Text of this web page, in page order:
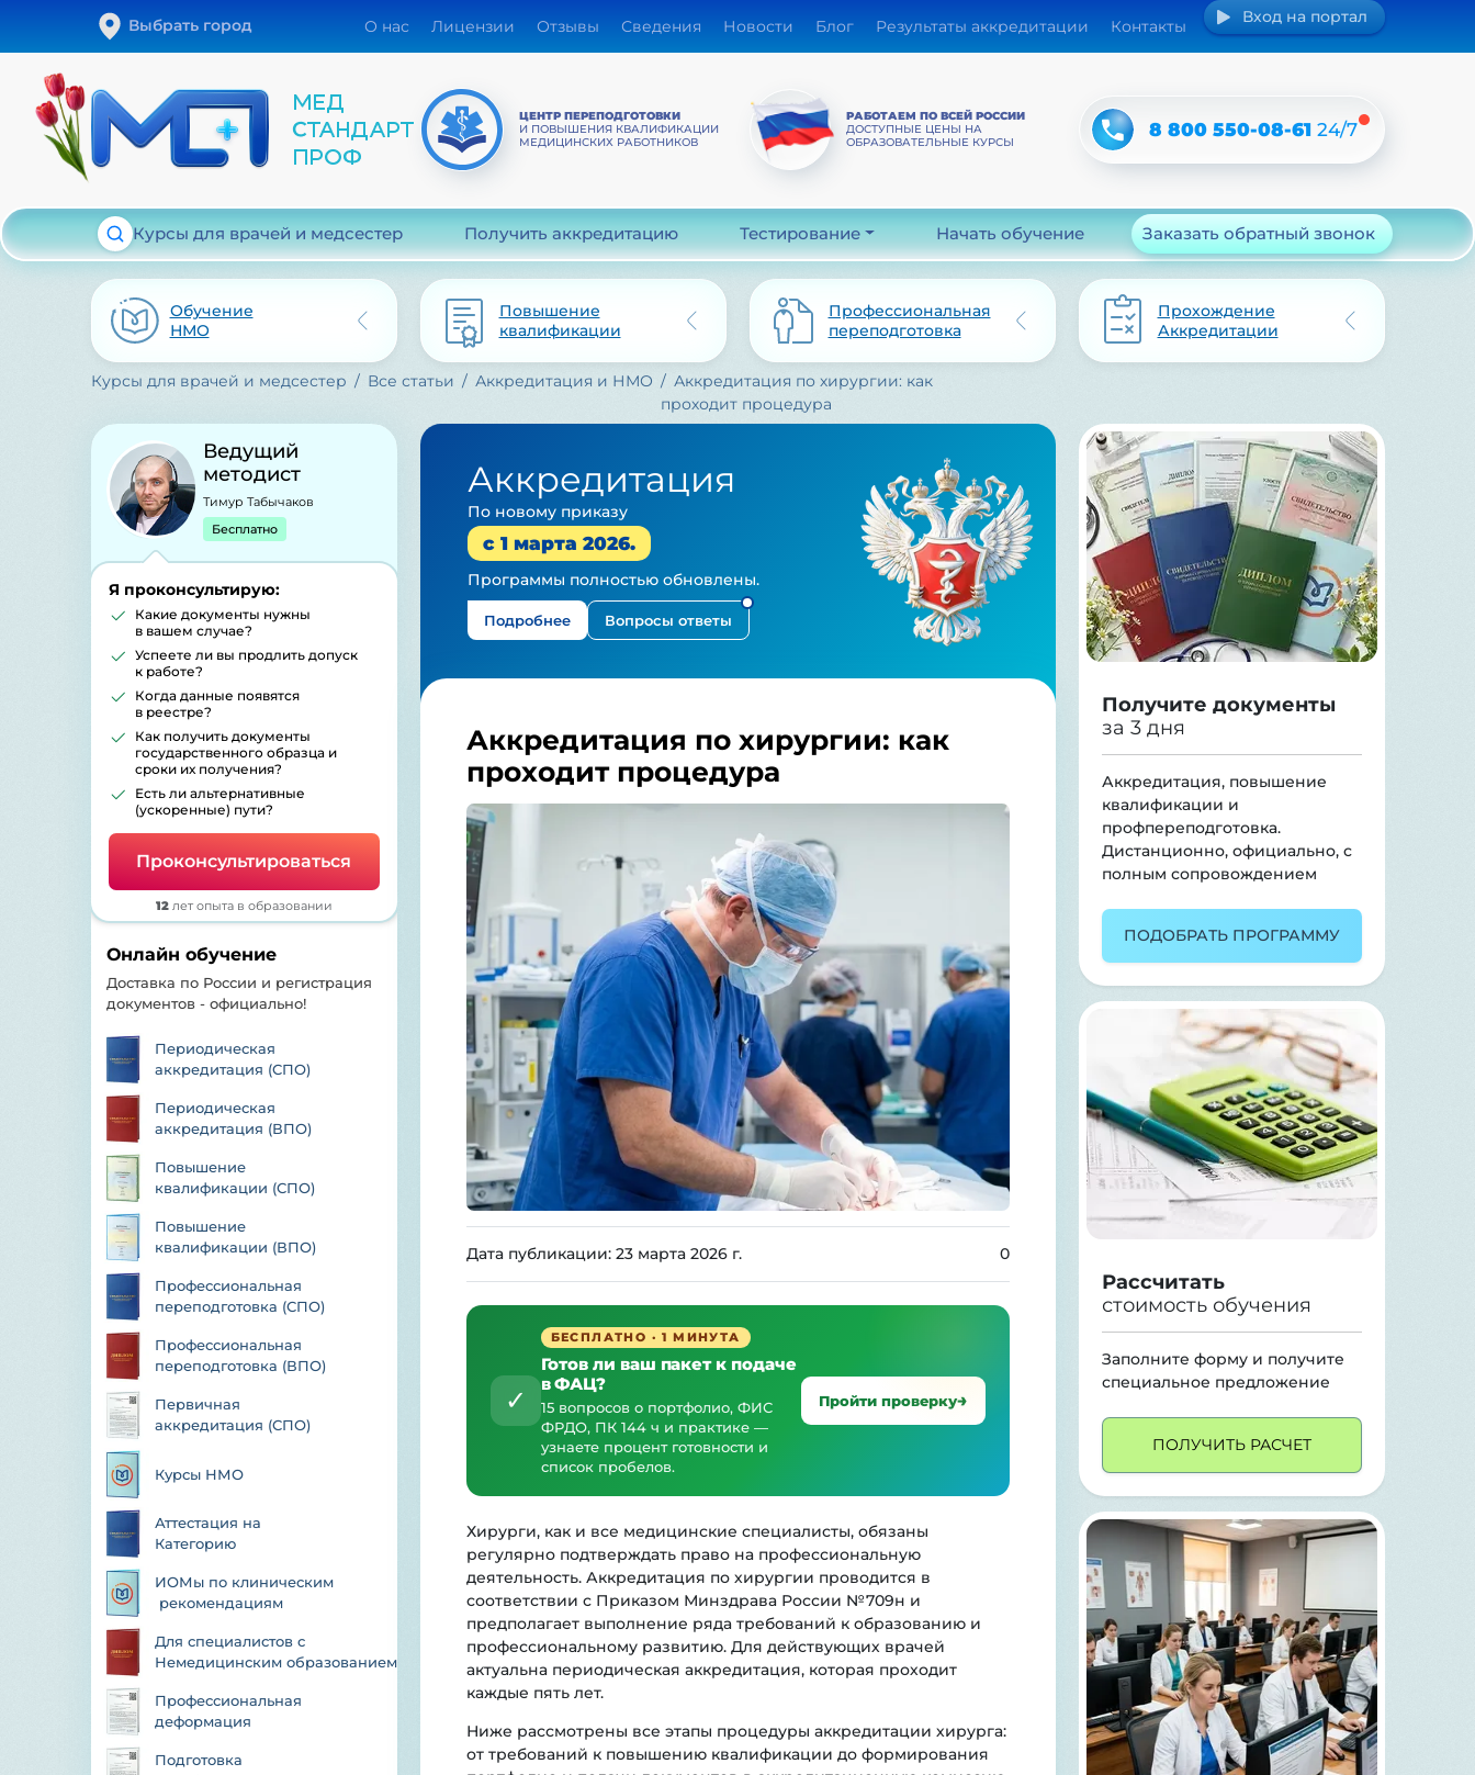
Выбрать город О нас Лицензии Отзывы Сведения Новости Блог Результаты аккредитации Контакты Вход на портал
ЦЕНТР ПЕРЕПОДГОТОВКИ
И ПОВЫШЕНИЯ КВАЛИФИКАЦИИ
МЕДИЦИНСКИХ РАБОТНИКОВ
РАБОТАЕМ ПО ВСЕЙ РОССИИ
ДОСТУПНЫЕ ЦЕНЫ НА
ОБРАЗОВАТЕЛЬНЫЕ КУРСЫ
8 800 550-08-6124/7
Курсы для врачей и медсестер Получить аккредитацию Тестирование Начать обучение Заказать обратный звонок
Обучение
НМО
Повышение
квалификации
Профессиональная
переподготовка
Прохождение
Аккредитации
Курсы для врачей и медсестер Все статьи Аккредитация и НМО
Аккредитация по хирургии: как
проходит процедура
Ведущий
методист
Тимур Табычаков
Бесплатно
Я проконсультирую:
Какие документы нужны
в вашем случае?
Успеете ли вы продлить допуск
к работе?
Когда данные появятся
в реестре?
Как получить документы
государственного образца и
сроки их получения?
Есть ли альтернативные
(ускоренные) пути?
Проконсультироваться
12лет опыта в образовании
Онлайн обучение
Доставка по России и регистрация
документов - официально!
Периодическая
аккредитация (СПО)
Периодическая
аккредитация (ВПО)
Повышение
квалификации (СПО)
Повышение
квалификации (ВПО)
Профессиональная
переподготовка (СПО)
Профессиональная
переподготовка (ВПО)
Первичная
аккредитация (СПО)
Курсы НМО
Аттестация на
Категорию
ИОМы по клиническим
рекомендациям
Для специалистов с
Немедицинским образованием
Профессиональная
деформация
Подготовка
Аккредитация
По новому приказу
с 1 марта 2026.
Программы полностью обновлены.
Подробнее Вопросы ответы
Аккредитация по хирургии: как
проходит процедура
Дата публикации: 23 марта 2026 г. 0
✓
БЕСПЛАТНО · 1 МИНУТА
Готов ли ваш пакет к подаче
в ФАЦ?
15 вопросов о портфолио, ФИС
ФРДО, ПК 144 ч и практике —
узнаете процент готовности и
список пробелов.
Пройти проверку
Хирурги, как и все медицинские специалисты, обязаны
регулярно подтверждать право на профессиональную
деятельность. Аккредитация по хирургии проводится в
соответствии с Приказом Минздрава России №709н и
предполагает выполнение ряда требований к образованию и
профессиональному развитию. Для действующих врачей
актуальна периодическая аккредитация, которая проходит
каждые пять лет.
Ниже рассмотрены все этапы процедуры аккредитации хирурга:
от требований к повышению квалификации до формирования
Получите документы
за 3 дня
Аккредитация, повышение
квалификации и
профпереподготовка.
Дистанционно, официально, с
полным сопровождением
ПОДОБРАТЬ ПРОГРАММУ
Рассчитать
стоимость обучения
Заполните форму и получите
специальное предложение
ПОЛУЧИТЬ РАСЧЕТ